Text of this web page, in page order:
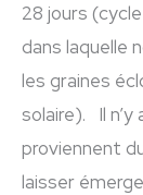
28 jours
dans laquelle
les graines
solaire). Il n’y
proviennent
laisser